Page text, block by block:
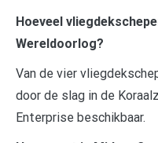
Hoeveel
Wereldoorlog?
Van de vier
door de slag in de
Enterprise beschikbaar.